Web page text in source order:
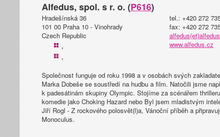
Alfedus, spol. s r. o. (P616)
Hradešínská 36
101 00 Praha 10 - Vinohrady
Czech Republic
,
,
tel.: +420 272
fax: +420 272
www.alfedus.cz
Společnost funguje od roku 1998 a v osobách svých
Marka Dobeše se soustředí na hudbu a film. Natočili jsme
k padesátinám skupiny Olympic. Stojíme za scénářem
komedie jako Choking Hazard nebo Byl jsem mladistvým
Jiří Rogl - Z rockového polosvět(l)a, Vánoční příběh a
Monoculus.